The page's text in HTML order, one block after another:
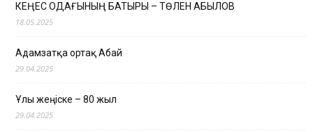
КЕҢЕС ОДАҒЫНЫҢ БАТЫРЫ – ТӨЛЕН ҚАБЫЛОВ
18.05.2025
Адамзатқа ортақ Абай
29.04.2025
Ұлы жеңіске – 80 жыл
29.04.2025